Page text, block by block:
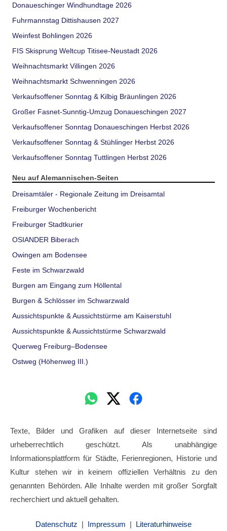
Donaueschinger Windhundtage 2026
Fuhrmannstag Dittishausen 2027
Weinfest Bohlingen 2026
FIS Skisprung Weltcup Titisee-Neustadt 2026
Weihnachtsmarkt Villingen 2026
Weihnachtsmarkt Schwenningen 2026
Verkaufsoffener Sonntag & Kilbig Bräunlingen 2026
Großer Fasnet-Sunntig-Umzug Donaueschingen 2027
Verkaufsoffener Sonntag Donaueschingen Herbst 2026
Verkaufsoffener Sonntag & Stühlinger Herbst 2026
Verkaufsoffener Sonntag Tuttlingen Herbst 2026
Neu auf Alemannischen-Seiten
Dreisamtäler - Regionale Zeitung im Dreisamtal
Freiburger Wochenbericht
Freiburger Stadtkurier
OSIANDER Biberach
Owingen am Bodensee
Feste im Schwarzwald
Burgen am Eingang zum Höllental
Burgen & Schlösser im Schwarzwald
Aussichtspunkte & Aussichtstürme am Kaiserstuhl
Aussichtspunkte & Aussichtstürme Schwarzwald
Querweg Freiburg–Bodensee
Ostweg (Höhenweg III.)
Texte, Bilder und Grafiken auf dieser Internetseite sind
urheberrechtlich geschützt. Als unabhängige
Informationsplattform für Städte, Ferienregionen, Historie und
Kultur stehen wir in keinem offiziellen Verhältnis zu den
genannten Behörden. Alle Inhalte werden mit großer Sorgfalt
recherchiert und aktuell gehalten.
Datenschutz | Impressum | Literaturhinweise